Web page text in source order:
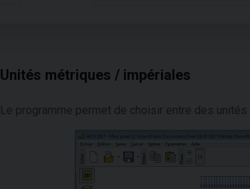
Unités métriques / impériales
Le programme permet de choisir entre des unités